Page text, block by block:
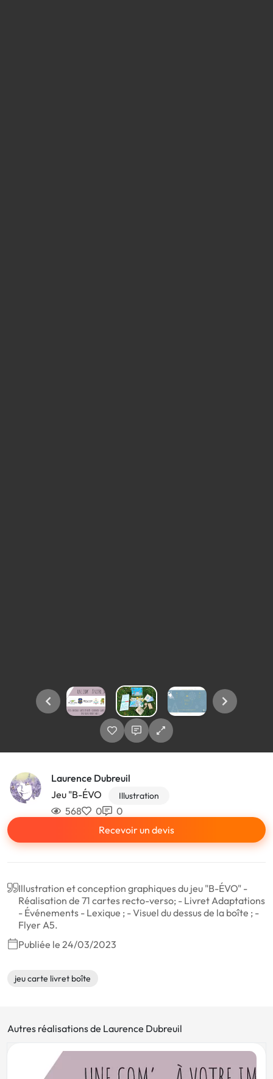
Laurence Dubreuil
Jeu "B-ÉVO
Illustration
568 0
0
Recevoir un devis
Illustration et conception graphiques du jeu "B-ÉVO" -
Réalisation de 71 cartes recto-verso; - Livret Adaptations
- Événements - Lexique ; - Visuel du dessus de la boîte ; -
Flyer A5.
Publiée le 24/03/2023
jeu carte livret boîte
Autres réalisations de Laurence Dubreuil